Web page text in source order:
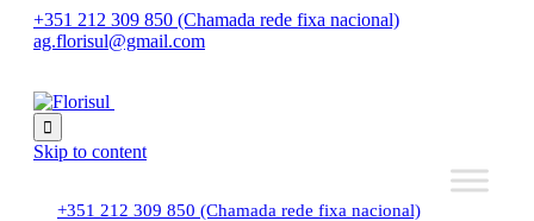
+351 212 309 850 (Chamada rede fixa nacional)
ag.florisul@gmail.com

Skip to content
+351 212 309 850 (Chamada rede fixa nacional)